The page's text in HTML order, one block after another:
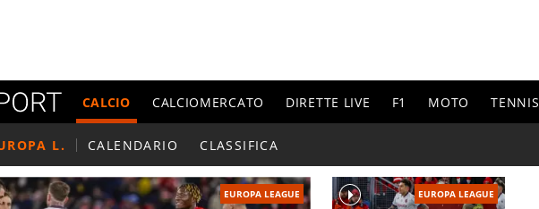
CALCIO CALCIOMERCATO DIRETTE LIVE F1 MOTO TENNIS
L. CALENDARIO CLASSIFICA
EUROPA LEAGUE EUROPA LEAGUE